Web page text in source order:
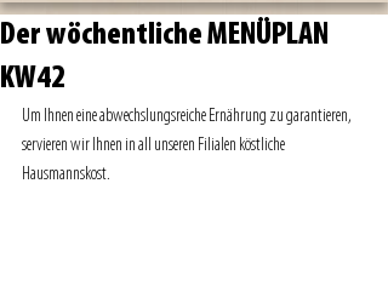
Der wöchentliche MENÜPLAN
KW42
Um Ihnen eine abwechslungsreiche Ernährung zu garantieren,
servieren wir Ihnen in all unseren Filialen köstliche
Hausmannskost.